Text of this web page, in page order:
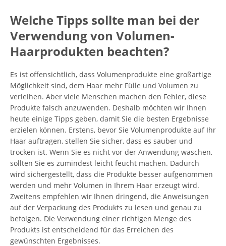
Welche Tipps sollte man bei der
Verwendung von Volumen-
Haarprodukten beachten?
Es ist offensichtlich, dass Volumenprodukte eine großartige
Möglichkeit sind, dem Haar mehr Fülle und Volumen zu
verleihen. Aber viele Menschen machen den Fehler, diese
Produkte falsch anzuwenden. Deshalb möchten wir Ihnen
heute einige Tipps geben, damit Sie die besten Ergebnisse
erzielen können. Erstens, bevor Sie Volumenprodukte auf Ihr
Haar auftragen, stellen Sie sicher, dass es sauber und
trocken ist. Wenn Sie es nicht vor der Anwendung waschen,
sollten Sie es zumindest leicht feucht machen. Dadurch
wird sichergestellt, dass die Produkte besser aufgenommen
werden und mehr Volumen in Ihrem Haar erzeugt wird.
Zweitens empfehlen wir Ihnen dringend, die Anweisungen
auf der Verpackung des Produkts zu lesen und genau zu
befolgen. Die Verwendung einer richtigen Menge des
Produkts ist entscheidend für das Erreichen des
gewünschten Ergebnisses.